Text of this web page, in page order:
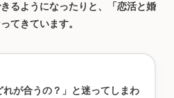
るようになったりと、「恋活と婚
てきています。
れが合うの？」と迷ってしまわ